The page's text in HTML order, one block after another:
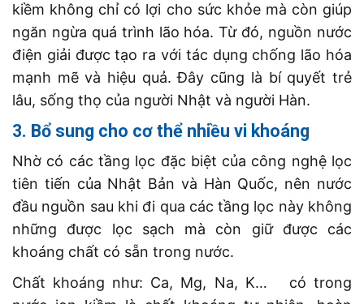
kiềm không chỉ có lợi cho sức khỏe mà còn giúp
ngăn ngừa quá trình lão hóa. Từ đó, nguồn nước
điện giải được tạo ra với tác dụng chống lão hóa
mạnh mẽ và hiệu quả. Đây cũng là bí quyết trẻ
lâu, sống thọ của người Nhật và người Hàn.
3. Bổ sung cho cơ thể nhiều vi khoáng
Nhờ có các tầng lọc đặc biệt của công nghệ lọc
tiên tiến của Nhật Bản và Hàn Quốc, nên nước
đầu nguồn sau khi đi qua các tầng lọc này không
những được lọc sạch mà còn giữ được các
khoáng chất có sẵn trong nước.
Chất khoáng như: Ca, Mg, Na, K… có trong